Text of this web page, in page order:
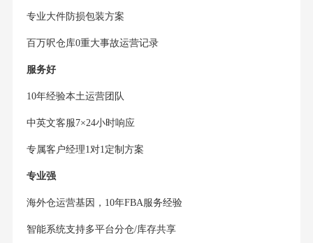
专业大件防损包装方案
百万呎仓库0重大事故运营记录
服务好
10年经验本土运营团队
中英文客服7×24小时响应
专属客户经理1对1定制方案
专业强
海外仓运营基因，10年FBA服务经验
智能系统支持多平台分仓/库存共享